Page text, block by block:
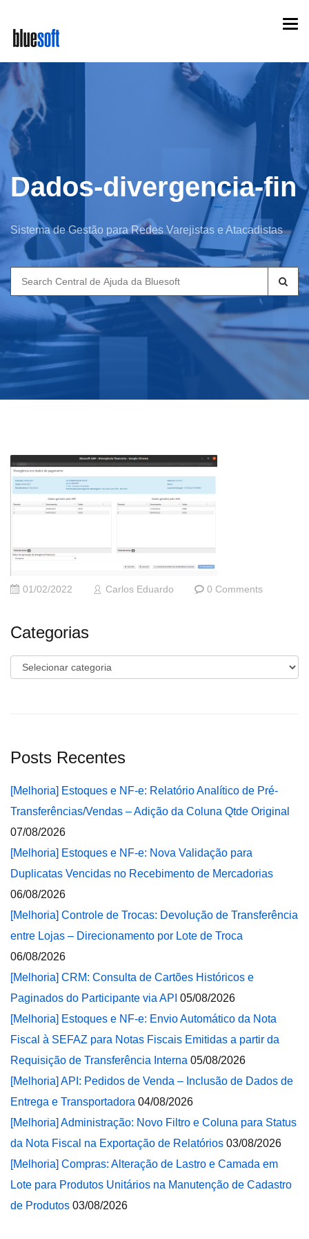
main
content
Dados-divergencia-fin
Sistema de Gestão para Redes Varejistas e Atacadistas
Search
for:
01/02/2022 Carlos Eduardo 0 Comments
Categorias
Categorias
Posts Recentes
[Melhoria] Estoques e NF-e: Relatório Analítico de Pré-
Transferências/Vendas – Adição da Coluna Qtde Original
07/08/2026
[Melhoria] Estoques e NF-e: Nova Validação para
Duplicatas Vencidas no Recebimento de Mercadorias
06/08/2026
[Melhoria] Controle de Trocas: Devolução de Transferência
entre Lojas – Direcionamento por Lote de Troca
06/08/2026
[Melhoria] CRM: Consulta de Cartões Históricos e
Paginados do Participante via API 05/08/2026
[Melhoria] Estoques e NF-e: Envio Automático da Nota
Fiscal à SEFAZ para Notas Fiscais Emitidas a partir da
Requisição de Transferência Interna 05/08/2026
[Melhoria] API: Pedidos de Venda – Inclusão de Dados de
Entrega e Transportadora 04/08/2026
[Melhoria] Administração: Novo Filtro e Coluna para Status
da Nota Fiscal na Exportação de Relatórios 03/08/2026
[Melhoria] Compras: Alteração de Lastro e Camada em
Lote para Produtos Unitários na Manutenção de Cadastro
de Produtos 03/08/2026